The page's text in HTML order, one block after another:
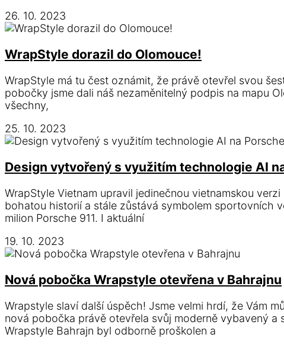
26. 10. 2023
WrapStyle dorazil do Olomouce!
WrapStyle má tu čest oznámit, že právě otevřel svou
pobočky jsme dali náš nezaměnitelný podpis na mapu
všechny,
25. 10. 2023
Design vytvořený s využitím technologie AI
WrapStyle Vietnam upravil jedinečnou vietnamskou
bohatou historií a stále zůstává symbolem sportovních
milion Porsche 911. I aktuální
19. 10. 2023
Nová pobočka Wrapstyle otevřena v Bahrajnu
Wrapstyle slaví další úspěch! Jsme velmi hrdí, že Vám
nová pobočka právě otevřela svůj moderně vybavený
Wrapstyle Bahrajn byl odborně proškolen a